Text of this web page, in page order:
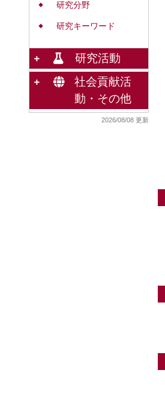
◆ 研究分野
◆ 研究キーワード
研究活動
社会貢献活
動・その他
2026/08/08 更新